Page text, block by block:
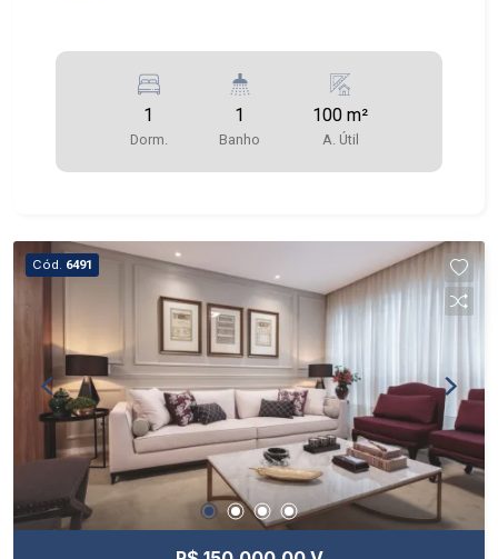
1
Dorm.
1
Banho
100 m²
A. Útil
Cód. 6491